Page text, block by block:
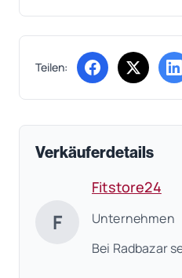
Teilen: (öffnet in(öffnet
Verkäuferdetails
F
Fitstore24
Unternehmen
Bei Radbazar